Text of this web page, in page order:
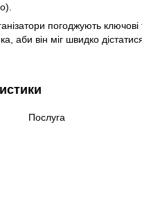
погоджують
аби він міг швидко
Послуга